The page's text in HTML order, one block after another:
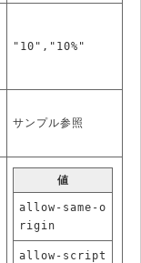
"10","10%"
サンプル参照
値
allow-same-o
rigin
allow-script